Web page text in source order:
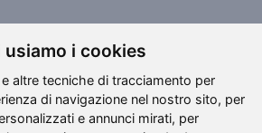
usiamo i cookies
altre tecniche di tracciamento per
di navigazione nel nostro sito, per
e annunci mirati, per
Social Media